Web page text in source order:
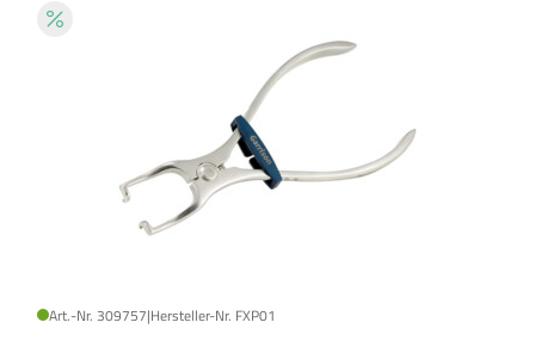
Art.-Nr. 309757|Hersteller-Nr. FXP01